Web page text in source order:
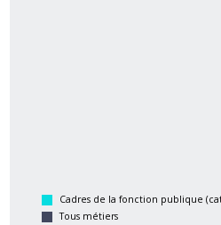
Cadres de la fonction publique
Tous métiers